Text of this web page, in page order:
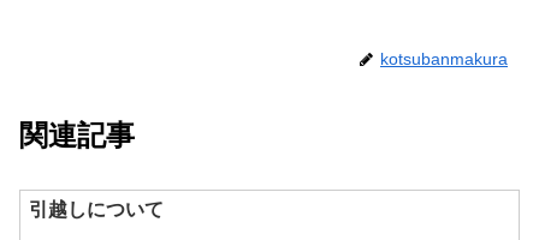
kotsubanmakura
関連記事
引越しについて